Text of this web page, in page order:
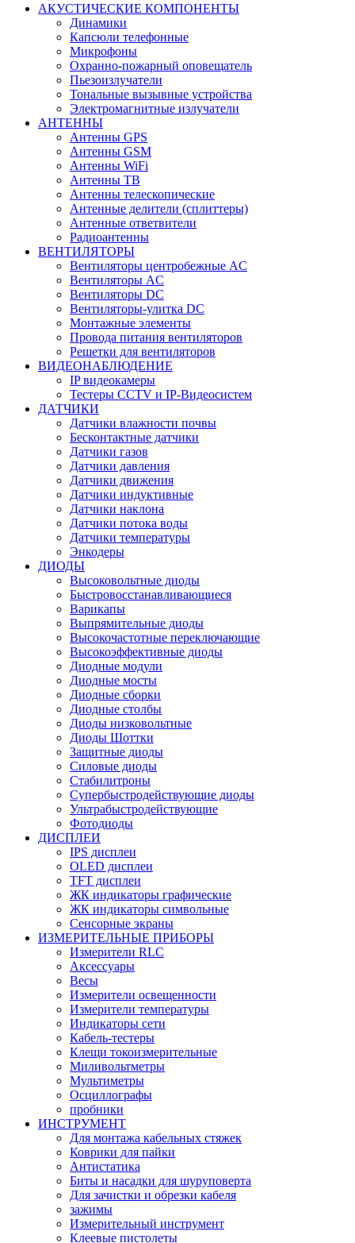
АКУСТИЧЕСКИЕ КОМПОНЕНТЫ
Динамики
Капсюли телефонные
Микрофоны
Охранно-пожарный оповещатель
Пьезоизлучатели
Тональные вызывные устройства
Электромагнитные излучатели
АНТЕННЫ
Антенны GPS
Антенны GSM
Антенны WiFi
Антенны ТВ
Антенны телескопические
Антенные делители (сплиттеры)
Антенные ответвители
Радиоантенны
ВЕНТИЛЯТОРЫ
Вентиляторы центробежные AC
Вентиляторы AC
Вентиляторы DC
Вентиляторы-улитка DC
Монтажные элементы
Провода питания вентиляторов
Решетки для вентиляторов
ВИДЕОНАБЛЮДЕНИЕ
IP видеокамеры
Тестеры CCTV и IP-Видеосистем
ДАТЧИКИ
Датчики влажности почвы
Бесконтактные датчики
Датчики газов
Датчики давления
Датчики движения
Датчики индуктивные
Датчики наклона
Датчики потока воды
Датчики температуры
Энкодеры
ДИОДЫ
Высоковольтные диоды
Быстровосстанавливающиеся
Варикапы
Выпрямительные диоды
Высокочастотные переключающие
Высокоэффективные диоды
Диодные модули
Диодные мосты
Диодные сборки
Диодные столбы
Диоды низковольтные
Диоды Шоттки
Защитные диоды
Силовые диоды
Стабилитроны
Супербыстродействующие диоды
Ультрабыстродействующие
Фотодиоды
ДИСПЛЕИ
IPS дисплеи
OLED дисплеи
TFT дисплеи
ЖК индикаторы графические
ЖК индикаторы символьные
Сенсорные экраны
ИЗМЕРИТЕЛЬНЫЕ ПРИБОРЫ
Измерители RLC
Аксессуары
Весы
Измерители освещенности
Измерители температуры
Индикаторы сети
Кабель-тестеры
Клещи токоизмерительные
Миливольтметры
Мультиметры
Осциллографы
пробники
ИНСТРУМЕНТ
Для монтажа кабельных стяжек
Коврики для пайки
Антистатика
Биты и насадки для шуруповерта
Для зачистки и обрезки кабеля
зажимы
Измерительный инструмент
Клеевые пистолеты